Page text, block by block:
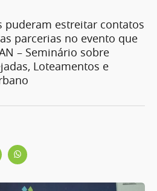
puderam estreitar contatos
parcerias no evento que
– Seminário sobre
Loteamentos e